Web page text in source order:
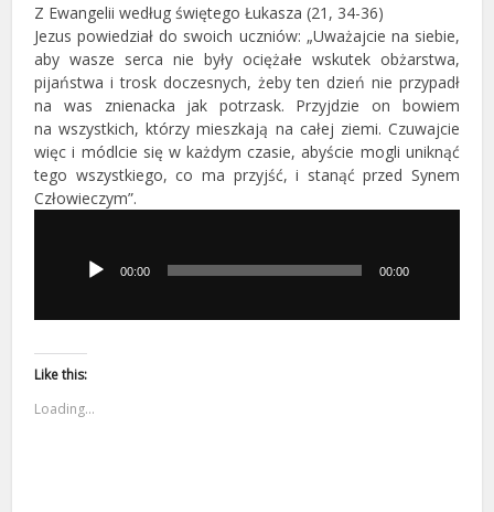
Z Ewangelii według świętego Łukasza (21, 34-36)
Jezus powiedział do swoich uczniów: „Uważajcie na siebie,
aby wasze serca nie były ociężałe wskutek obżarstwa,
pijaństwa i trosk doczesnych, żeby ten dzień nie przypadł
na was znienacka jak potrzask. Przyjdzie on bowiem
na wszystkich, którzy mieszkają na całej ziemi. Czuwajcie
więc i módlcie się w każdym czasie, abyście mogli uniknąć
tego wszystkiego, co ma przyjść, i stanąć przed Synem
Człowieczym”.
dźwiękowych00:00 00:00
Like this:
Loading...